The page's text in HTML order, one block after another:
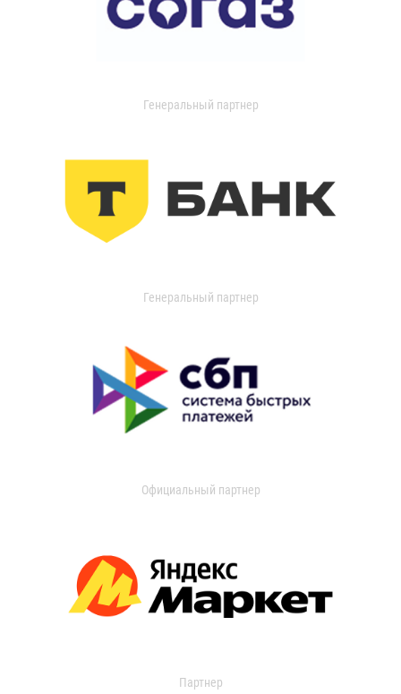
Генеральный партнер
Генеральный партнер
Официальный партнер
Партнер